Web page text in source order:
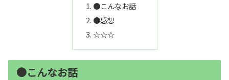
●こんなお話
●感想
☆☆☆
●こんなお話